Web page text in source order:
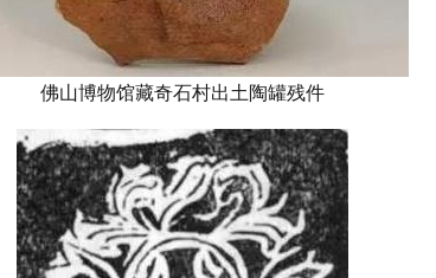
佛山博物馆藏奇石村出土陶罐残件